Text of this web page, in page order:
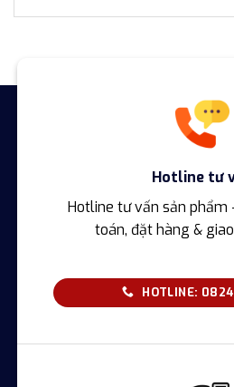
Hotline tư
Hotline tư vấn sản phẩm
toán, đặt hàng &
HOTLINE: